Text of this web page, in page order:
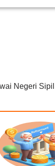
Negeri